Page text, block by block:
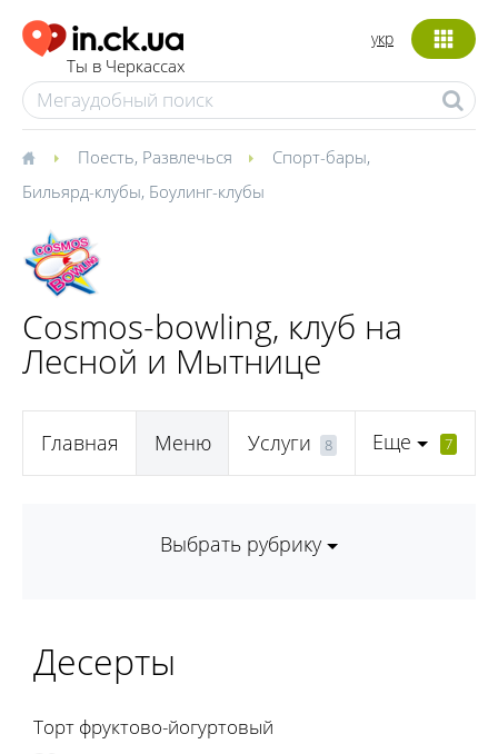
Ты в Черкассах
укр
Поесть, Развлечься Спорт-бары,
Бильярд-клубы, Боулинг-клубы
Cosmos-bowling, клуб на
Лесной и Мытнице
Главная Меню Услуги 8 Еще 7
Выбрать рубрику
Десерты
Торт фруктово-йогуртовый